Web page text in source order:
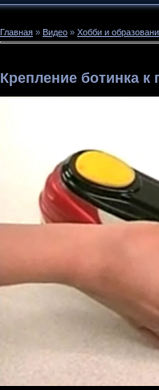
Главная » Видео » Хобби и
Крепление ботинка к